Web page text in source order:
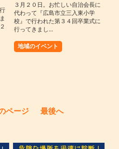
３月２０日。お忙しい自治会長に
代わって『広島市立三入東小学
校』で行われた第３４回卒業式に
行ってきまし...
地域のイベント
ページ 最後へ